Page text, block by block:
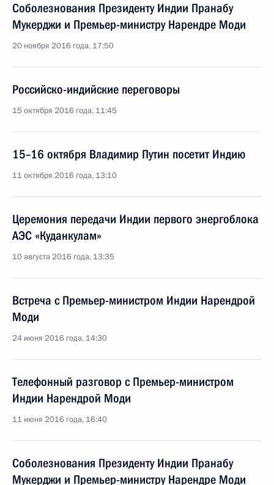
Соболезнования Президенту Индии Пранабу
Мукерджи и Премьер-министру Нарендре Моди
20 ноября 2016 года, 17:50
Российско-индийские переговоры
15 октября 2016 года, 11:45
15–16 октября Владимир Путин посетит Индию
11 октября 2016 года, 13:10
Церемония передачи Индии первого энергоблока
АЭС «Куданкулам»
10 августа 2016 года, 13:35
Встреча с Премьер-министром Индии Нарендрой
Моди
24 июня 2016 года, 14:30
Телефонный разговор с Премьер-министром
Индии Нарендрой Моди
11 июня 2016 года, 16:40
Соболезнования Президенту Индии Пранабу
Мукерджи и Премьер-министру Нарендре Моди